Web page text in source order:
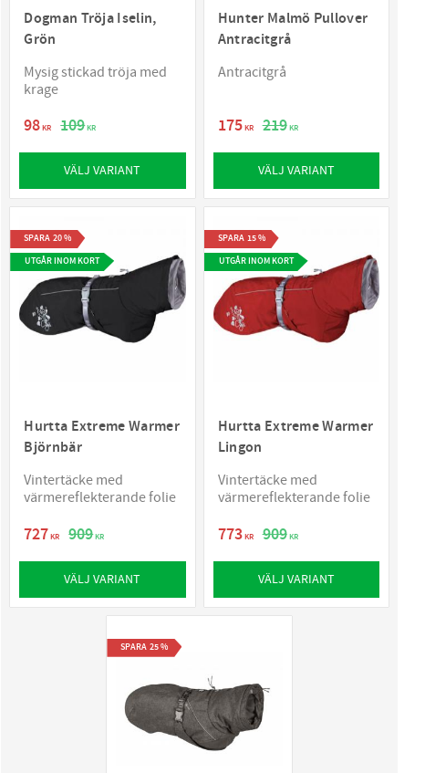
Dogman Tröja Iselin,
Grön
Mysig stickad tröja med
krage
98KR 109KR
VÄLJ VARIANT
Hunter Malmö Pullover
Antracitgrå
Antracitgrå
175KR 219KR
VÄLJ VARIANT
Hurtta Extreme Warmer
Björnbär
Vintertäcke med
värmereflekterande folie
727KR 909KR
SPARA 20%
UTGÅR INOM KORT
VÄLJ VARIANT
Hurtta Extreme Warmer
Lingon
Vintertäcke med
värmereflekterande folie
773KR 909KR
SPARA 15%
UTGÅR INOM KORT
VÄLJ VARIANT
SPARA 25%